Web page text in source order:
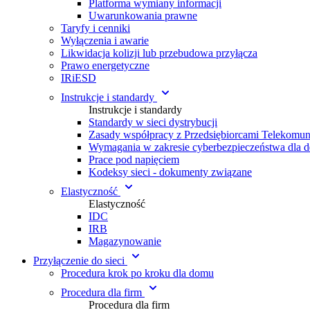
Platforma wymiany informacji
Uwarunkowania prawne
Taryfy i cenniki
Wyłączenia i awarie
Likwidacja kolizji lub przebudowa przyłącza
Prawo energetyczne
IRiESD
Instrukcje i standardy
Instrukcje i standardy
Standardy w sieci dystrybucji
Zasady współpracy z Przedsiębiorcami
Wymagania w zakresie cyberbezpieczeństwa dla
Prace pod napięciem
Kodeksy sieci - dokumenty związane
Elastyczność
Elastyczność
IDC
IRB
Magazynowanie
Przyłączenie do sieci
Procedura krok po kroku dla domu
Procedura dla firm
Procedura dla firm